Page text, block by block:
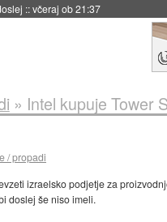
::včeraj ob 21:37
» Intel kupuje Tower
/ propadi
izraelsko podjetje za
doslej še niso imeli.